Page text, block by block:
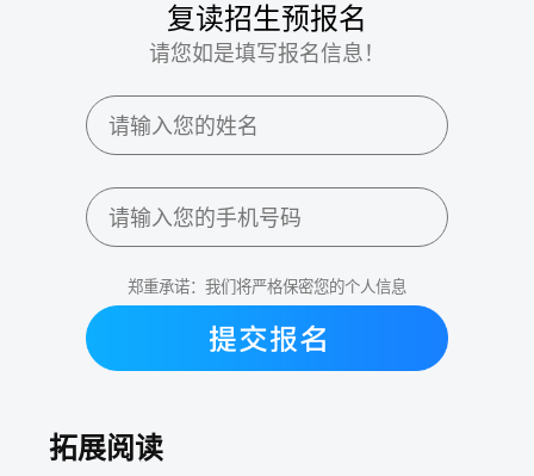
复读招生预报名
请您如是填写报名信息！
郑重承诺：我们将严格保密您的个人信息
拓展阅读